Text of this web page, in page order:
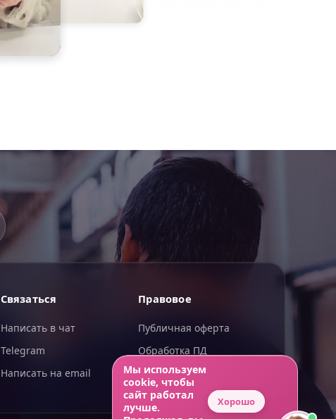
Связаться
Написать в чат
Telegram
Написать на email
Правовое
Публичная оферта
Обработка ПД
Конфиденциальность
Мы используем
cookie, чтобы
сайт работал
лучше.
Хорошо